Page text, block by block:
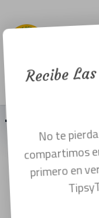
Menu
afín.
octubre
Recibe
No te
compartimos
primero en